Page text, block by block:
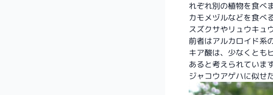
れぞれ別の植物を食べ
カモメヅルなどを食べ
スズクサやリュウキュ
前者はアルカロイド系
キア酸は、少なくとも
あると考えられています
ジャコウアゲハに似せ